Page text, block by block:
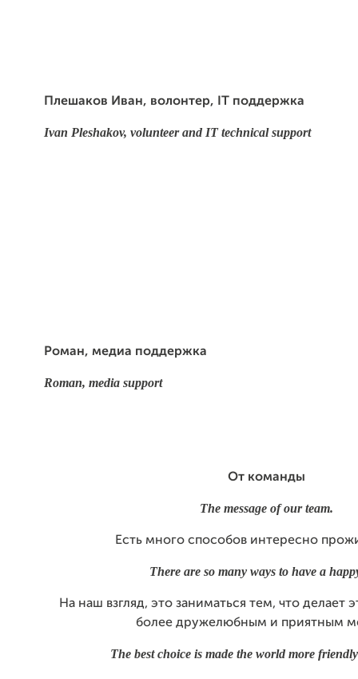
Плешаков Иван, волонтер, IT поддержка
Ivan Pleshakov, volunteer and IT technical support
Роман, медиа поддержка
Roman, media support
От команды
The message of our team.
Есть много способов интересно
There are so many ways to have a
На наш взгляд, это заниматься тем, что делает
более дружелюбным и приятным
The best choice is made the world more